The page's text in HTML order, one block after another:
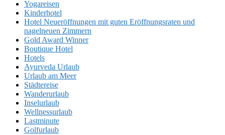
Yogareisen
Kinderhotel
Hotel Neueröffnungen mit guten Eröffnungsraten und
nagelneuen Zimmern
Gold Award Winner
Boutique Hotel
Hotels
Ayurveda Urlaub
Urlaub am Meer
Städtereise
Wanderurlaub
Inselurlaub
Wellnessurlaub
Lastminute
Golfurlaub